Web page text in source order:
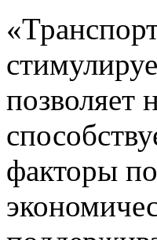
позволяет
факторы